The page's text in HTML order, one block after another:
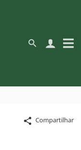
Compartilhar